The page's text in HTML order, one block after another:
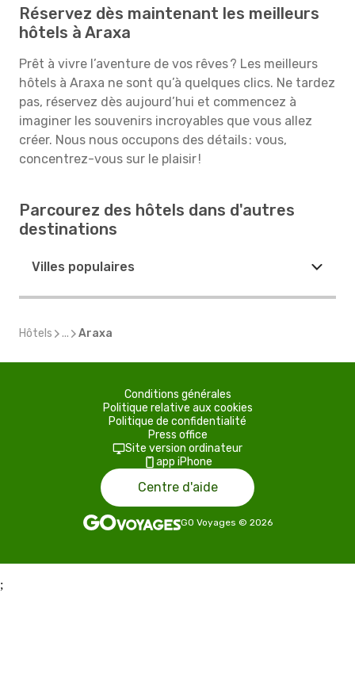
Réservez dès maintenant les meilleurs
hôtels à Araxa
Prêt à vivre l’aventure de vos rêves ? Les meilleurs
hôtels à Araxa ne sont qu’à quelques clics. Ne tardez
pas, réservez dès aujourd’hui et commencez à
imaginer les souvenirs incroyables que vous allez
créer. Nous nous occupons des détails : vous,
concentrez-vous sur le plaisir !
Parcourez des hôtels dans d'autres
destinations
Villes populaires
Hôtels ... Araxa
Conditions générales
Politique relative aux cookies
Politique de confidentialité
Press office
Site version ordinateur
app iPhone
Centre d'aide
GO Voyages © 2026
;